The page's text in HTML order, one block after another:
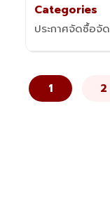
ประกาศจัดซื้อจั
1 2